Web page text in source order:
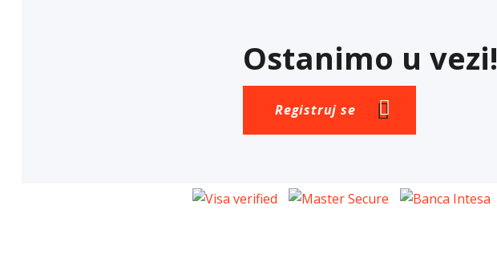
Ostanimo u vezi!
Registruj se